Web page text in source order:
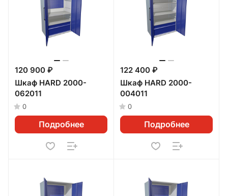
120 900 ₽
Шкаф HARD 2000-
062011
0
Подробнее
122 400 ₽
Шкаф HARD 2000-
004011
0
Подробнее